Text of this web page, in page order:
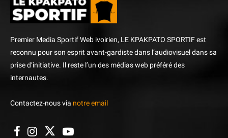
Premier Media Sportif Web ivoirien, LE KPAKPATO SPORTIF est
reconnu pour son esprit avant-gardiste dans l’audiovisuel dans sa
prise d’initiative. Il reste l’un des médias web préféré des
internautes.
Contactez-nous via notre email